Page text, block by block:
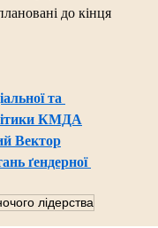
до кінця
та
КМДА
Вектор
ґендерної
лідерства